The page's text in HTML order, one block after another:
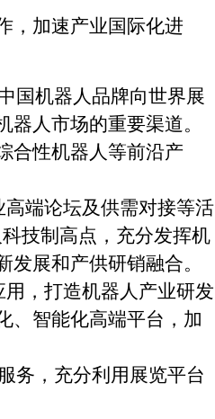
，加速产业国际化进
国机器人品牌向世界展
人市场的重要渠道。
合性机器人等前沿产
端论坛及供需对接等活
技制高点，充分发挥机
展和产供研销融合。
，打造机器人产业研发
、智能化高端平台，加
务，充分利用展览平台